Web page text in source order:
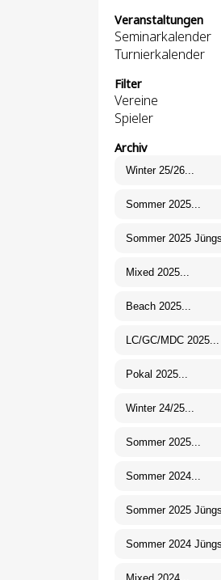
Veranstaltungen
Seminarkalender
Turnierkalender
Filter
Vereine
Spieler
Archiv